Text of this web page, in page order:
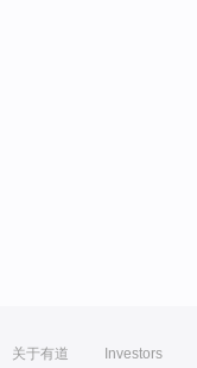
关于有道 Investors